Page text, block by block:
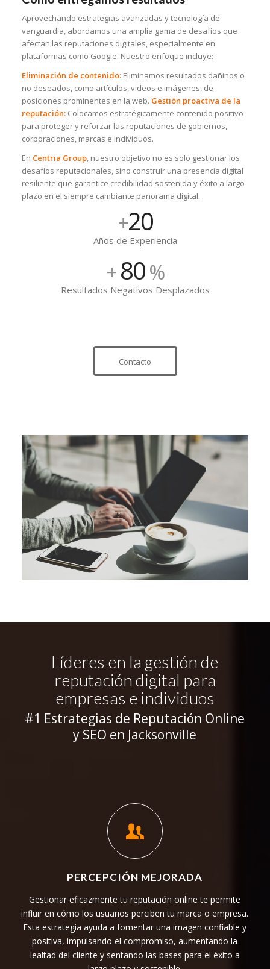
Aprovechando estrategias avanzadas y tecnología de
vanguardia, abordamos una amplia gama de desafíos que
afectan las reputaciones digitales, especialmente en
plataformas como Google. Nuestro enfoque incluye:
Eliminación de contenido:Eliminamos resultados dañinos o
no deseados, como artículos, videos e imágenes, de
posiciones prominentes en la web. Gestión proactiva de la
reputación:Colocamos estratégicamente contenido positivo
para proteger y reforzar las reputaciones de gobiernos,
corporaciones, marcas e individuos.
En Centria Group, nuestro objetivo no es solo gestionar los
desafíos reputacionales, sino construir una presencia digital
resiliente que garantice credibilidad sostenida y éxito a largo
plazo en el siempre cambiante panorama digital.
+20
Años de Experiencia
+80%
Resultados Negativos Desplazados
Contacto
Líderes en la gestión de
reputación digital para
empresas e individuos
#1 Estrategias de Reputación Online
y SEO en Jacksonville
PERCEPCIÓN MEJORADA
Gestionar eficazmente tu reputación online te permite
influir en cómo los usuarios perciben tu marca o empresa.
Esta estrategia ayuda a fomentar una imagen confiable y
positiva, impulsando el compromiso, aumentando la
lealtad del cliente y sentando las bases para el éxito a